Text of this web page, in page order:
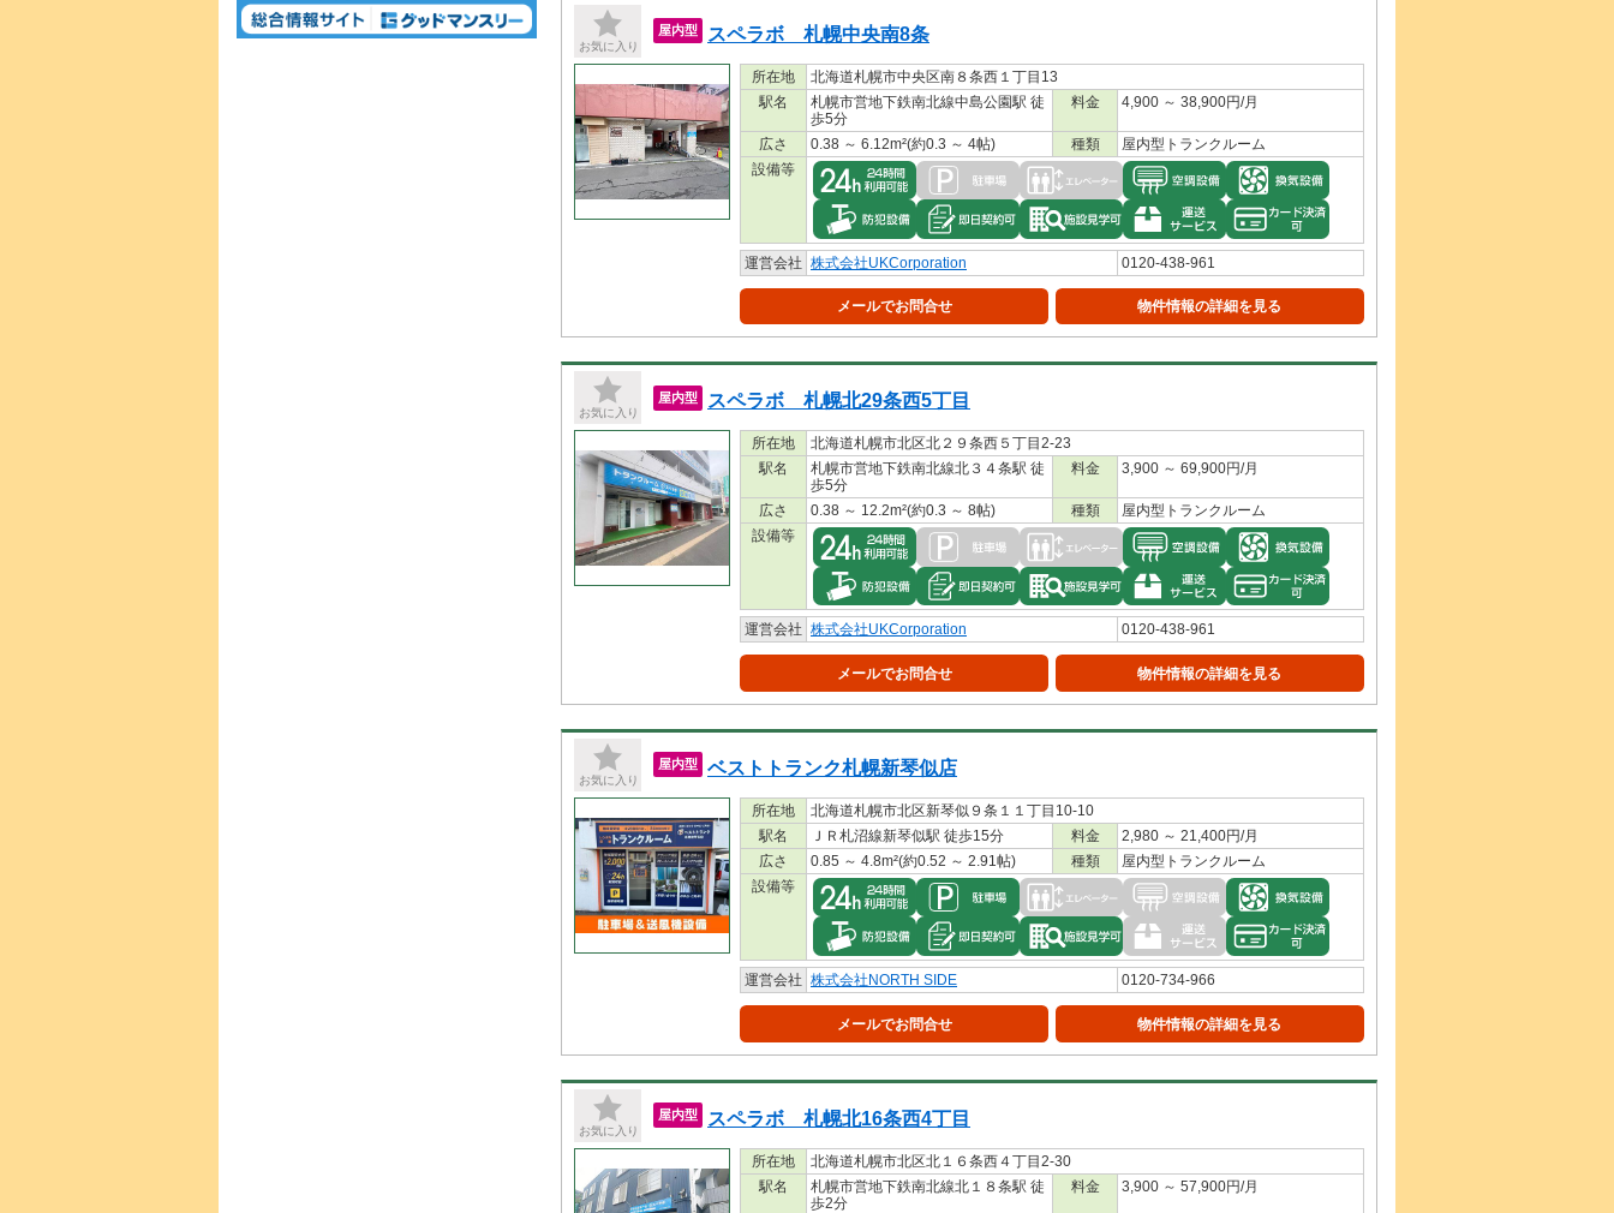
お気に入り
屋内型 スペラボ 札幌中央南8条
所在地
北海道札幌市中央区南８条西１丁目13
駅名
札幌市営地下鉄南北線中島公園駅 徒
歩5分
料金 4,900 ～ 38,900円/月
広さ 0.38 ～ 6.12m²(約0.3 ～ 4帖) 種類
屋内型トランクルーム
設備等
運営会社 株式会社UKCorporation 0120-438-961
メールでお問合せ 物件情報の詳細を見る
お気に入り
屋内型 スペラボ 札幌北29条西5丁目
所在地
北海道札幌市北区北２９条西５丁目2-23
駅名
札幌市営地下鉄南北線北３４条駅 徒
歩5分
料金 3,900 ～ 69,900円/月
広さ 0.38 ～ 12.2m²(約0.3 ～ 8帖) 種類
屋内型トランクルーム
設備等
運営会社 株式会社UKCorporation 0120-438-961
メールでお問合せ 物件情報の詳細を見る
お気に入り
屋内型 ベストトランク札幌新琴似店
所在地
北海道札幌市北区新琴似９条１１丁目10-10
駅名
ＪＲ札沼線新琴似駅 徒歩15分 料金
2,980 ～ 21,400円/月
広さ
0.85 ～ 4.8m²(約0.52 ～ 2.91帖) 種類
屋内型トランクルーム
設備等
運営会社 株式会社NORTH SIDE 0120-734-966
メールでお問合せ 物件情報の詳細を見る
お気に入り
屋内型 スペラボ 札幌北16条西4丁目
所在地
北海道札幌市北区北１６条西４丁目2-30
駅名
札幌市営地下鉄南北線北１８条駅 徒
歩2分
料金 3,900 ～ 57,900円/月